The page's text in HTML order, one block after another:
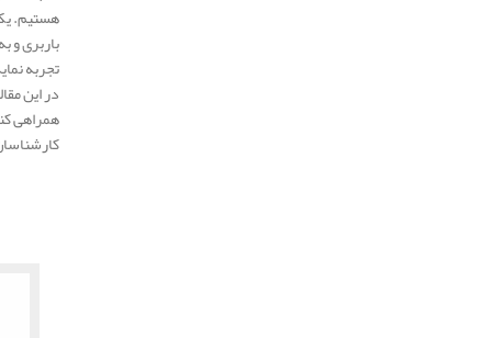
هستیم.
باربری
تجربه
در این
همراهی